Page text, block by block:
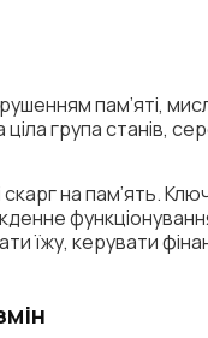
пам’яті,
група станів,
на пам’ять.
їжу, керувати